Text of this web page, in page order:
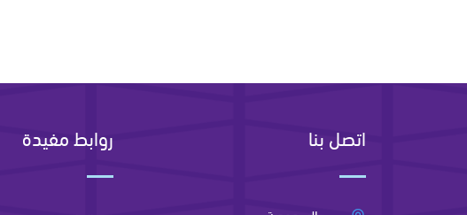
اتصل بنا روابط مفيدة